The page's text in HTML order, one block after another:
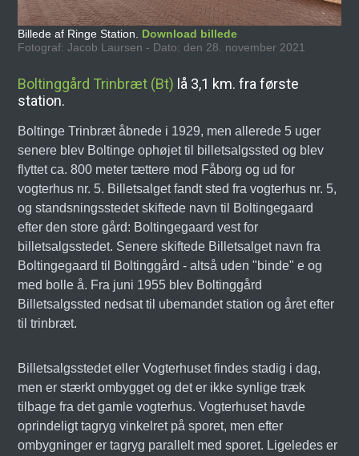
Billede af Ringe Station. Download billede
Fotograf: Jacob Laursen - Dato: den 28. november 2021
Boltinggård Trinbræt (Bt) lå 3,1 km. fra første
station.
Boltinge Trinbræt åbnede i 1929, men allerede 5 uger
senere blev Boltinge ophøjet til billetsalgssted og blev
flyttet ca. 800 meter tættere mod Fåborg og ud for
vogterhus nr. 5. Billetsalget fandt sted fra vogterhus nr. 5,
og standsningsstedet skiftede navn til Boltingegaard
efter den store gård: Boltingegaard vest for
billetsalgsstedet. Senere skiftede Billetsalget navn fra
Boltingegaard til Boltinggård - altså uden "binde" e og
med bolle å. Fra juni 1955 blev Boltinggård
Billetsalgssted nedsat til ubemandet station og året efter
til trinbræt.
Billetsalgsstedet eller Vogterhuset findes stadig i dag,
men er stærkt ombygget og det er ikke synlige træk
tilbage fra det gamle vogterhus. Vogterhuset havde
oprindeligt tagryg vinkelret på sporet, men efter
ombygninger er tagryg parallelt med sporet. Ligeledes er